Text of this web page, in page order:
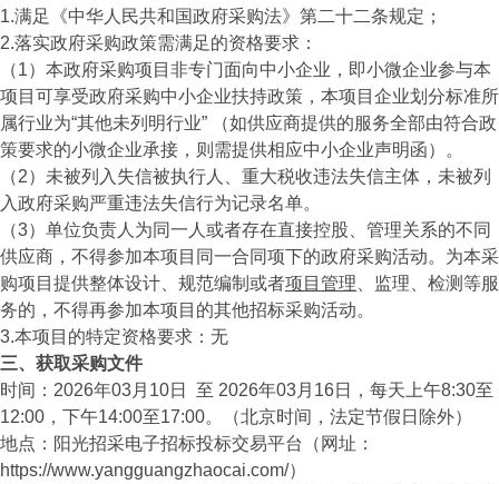
1.满足《中华人民共和国政府采购法》第二十二条规定；
2.落实政府采购政策需满足的资格要求：
（1）本政府采购项目非专门面向中小企业，即小微企业参与本
项目可享受政府采购中小企业扶持政策，本项目企业划分标准所
属行业为“其他未列明行业” （如供应商提供的服务全部由符合政
策要求的小微企业承接，则需提供相应中小企业声明函）。
（2）未被列入失信被执行人、重大税收违法失信主体，未被列
入政府采购严重违法失信行为记录名单。
（3）单位负责人为同一人或者存在直接控股、管理关系的不同
供应商，不得参加本项目同一合同项下的政府采购活动。为本采
购项目提供整体设计、规范编制或者项目管理 、监理、检测等服
务的，不得再参加本项目的其他招标采购活动。
3.本项目的特定资格要求：无
三、获取采购文件
时间：2026年03月10日 至 2026年03月16日，每天上午8:30至
12:00，下午14:00至17:00。（北京时间，法定节假日除外）
地点：阳光招采电子招标投标交易平台（网址：
https://www.yangguangzhaocai.com/）